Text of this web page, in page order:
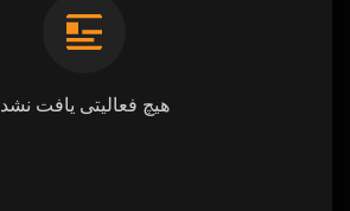
هیچ فعالیتی یافت نشد